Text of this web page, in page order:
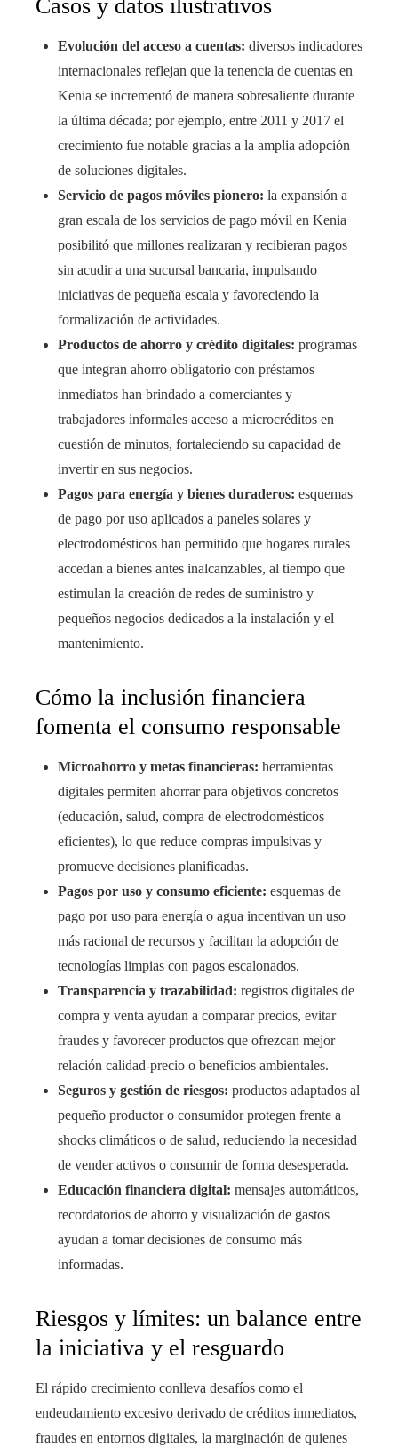
Casos y datos ilustrativos
Evolución del acceso a cuentas: diversos indicadores
internacionales reflejan que la tenencia de cuentas en
Kenia se incrementó de manera sobresaliente durante
la última década; por ejemplo, entre 2011 y 2017 el
crecimiento fue notable gracias a la amplia adopción
de soluciones digitales.
Servicio de pagos móviles pionero: la expansión a
gran escala de los servicios de pago móvil en Kenia
posibilitó que millones realizaran y recibieran pagos
sin acudir a una sucursal bancaria, impulsando
iniciativas de pequeña escala y favoreciendo la
formalización de actividades.
Productos de ahorro y crédito digitales: programas
que integran ahorro obligatorio con préstamos
inmediatos han brindado a comerciantes y
trabajadores informales acceso a microcréditos en
cuestión de minutos, fortaleciendo su capacidad de
invertir en sus negocios.
Pagos para energía y bienes duraderos: esquemas
de pago por uso aplicados a paneles solares y
electrodomésticos han permitido que hogares rurales
accedan a bienes antes inalcanzables, al tiempo que
estimulan la creación de redes de suministro y
pequeños negocios dedicados a la instalación y el
mantenimiento.
Cómo la inclusión financiera
fomenta el consumo responsable
Microahorro y metas financieras: herramientas
digitales permiten ahorrar para objetivos concretos
(educación, salud, compra de electrodomésticos
eficientes), lo que reduce compras impulsivas y
promueve decisiones planificadas.
Pagos por uso y consumo eficiente: esquemas de
pago por uso para energía o agua incentivan un uso
más racional de recursos y facilitan la adopción de
tecnologías limpias con pagos escalonados.
Transparencia y trazabilidad: registros digitales de
compra y venta ayudan a comparar precios, evitar
fraudes y favorecer productos que ofrezcan mejor
relación calidad-precio o beneficios ambientales.
Seguros y gestión de riesgos: productos adaptados al
pequeño productor o consumidor protegen frente a
shocks climáticos o de salud, reduciendo la necesidad
de vender activos o consumir de forma desesperada.
Educación financiera digital: mensajes automáticos,
recordatorios de ahorro y visualización de gastos
ayudan a tomar decisiones de consumo más
informadas.
Riesgos y límites: un balance entre
la iniciativa y el resguardo
El rápido crecimiento conlleva desafíos como el
endeudamiento excesivo derivado de créditos inmediatos,
fraudes en entornos digitales, la marginación de quienes